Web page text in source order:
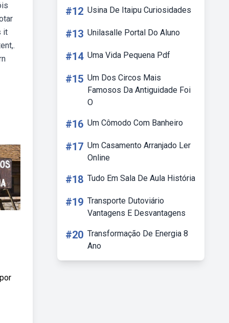
it
#12 Usina De Itaipu Curiosidades
#13 Unilasalle Portal Do Aluno
#14 Uma Vida Pequena Pdf
#15 Um Dos Circos Mais
Famosos Da Antiguidade Foi
O
#16 Um Cômodo Com Banheiro
#17 Um Casamento Arranjado Ler
Online
#18 Tudo Em Sala De Aula História
#19 Transporte Dutoviário
Vantagens E Desvantagens
#20 Transformação De Energia 8
Ano